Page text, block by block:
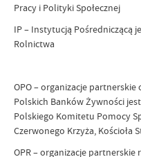
Pracy i Polityki Społecznej
IP – Instytucją Pośredniczącą
Rolnictwa
OPO – organizacje
Polskich Banków Żywności
Polskiego Komitetu Pomocy
Czerwonego Krzyża, Kościoła
OPR – organizacje partnerskie